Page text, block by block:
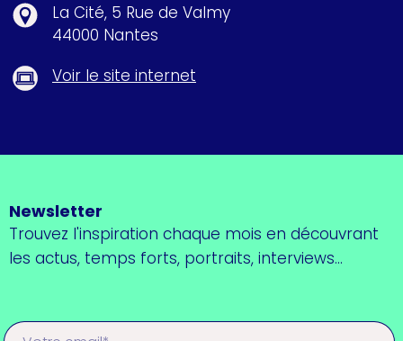
La Cité, 5 Rue de Valmy
44000 Nantes
Voir le site internet
Newsletter
Trouvez l'inspiration chaque mois en découvrant
les actus, temps forts, portraits, interviews...